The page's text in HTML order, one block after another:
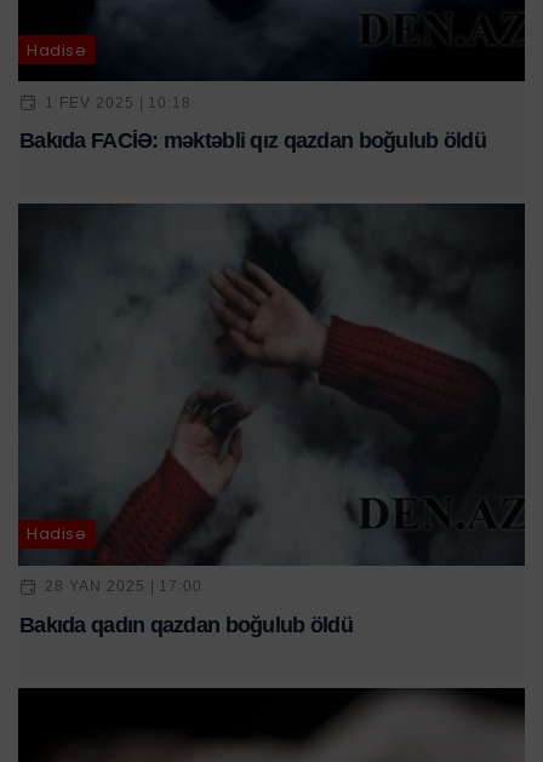
Hadisə
1 FEV 2025 | 10:18
Bakıda FACİƏ: məktəbli qız qazdan boğulub öldü
Hadisə
28 YAN 2025 | 17:00
Bakıda qadın qazdan boğulub öldü